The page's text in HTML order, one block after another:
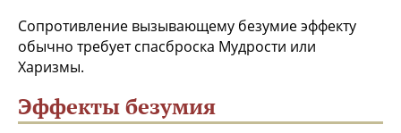
Сопротивление вызывающему безумие эффекту
обычно требует спасброска Мудрости или
Харизмы.
Эффекты безумия